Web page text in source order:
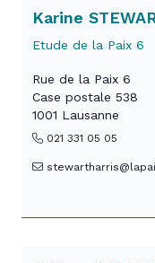
Karine
Etude de la Paix 6
Rue de la Paix 6
Case postale 538
1001 Lausanne
021 331 05 05